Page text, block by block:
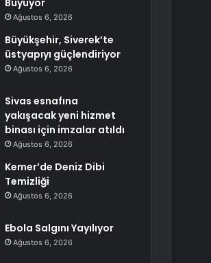
Büyüyor
Ağustos 6, 2026
Büyükşehir, Siverek’te
üstyapıyı güçlendiriyor
Ağustos 6, 2026
Sivas esnafına
yakışacak yeni hizmet
binası için imzalar atıldı
Ağustos 6, 2026
Kemer’de Deniz Dibi
Temizliği
Ağustos 6, 2026
Ebola Salgını Yayılıyor
Ağustos 6, 2026